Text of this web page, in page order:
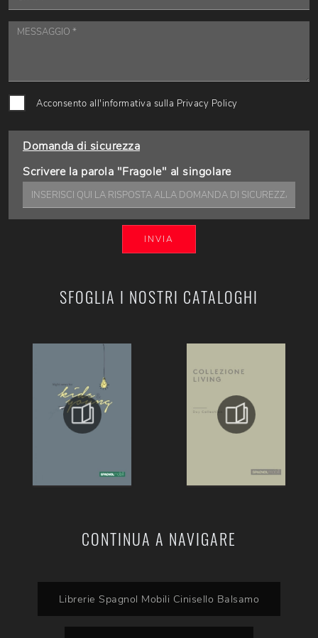
SFOGLIA I NOSTRI CATALOGHI
CONTINUA A NAVIGARE
Librerie Spagnol Mobili Cinisello Balsamo
Acconsento all'informativa sulla Privacy Policy
Domanda di sicurezza
Scrivere la parola "Fragole" al singolare
INVIA